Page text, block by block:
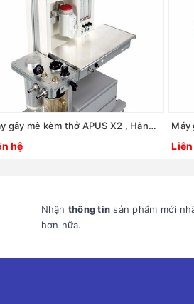
Máy gây mê kèm thở APUS X2 , Hãng: Axcent/ Đức
hệ
Nhận thông tin sản phẩm mới
hơn nữa.